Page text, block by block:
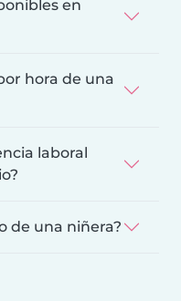
en
hora de una
laboral
de una niñera?